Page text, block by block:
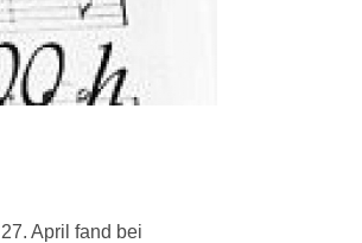
April fand bei